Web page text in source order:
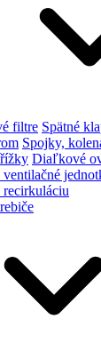
filtre Spätné
Spojky,
Diaľkové
ventilačné